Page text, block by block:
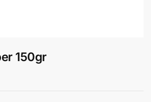
150gr